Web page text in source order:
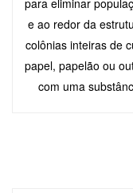
para eliminar
e ao redor da
colônias inteiras de
papel, papelão ou
com uma